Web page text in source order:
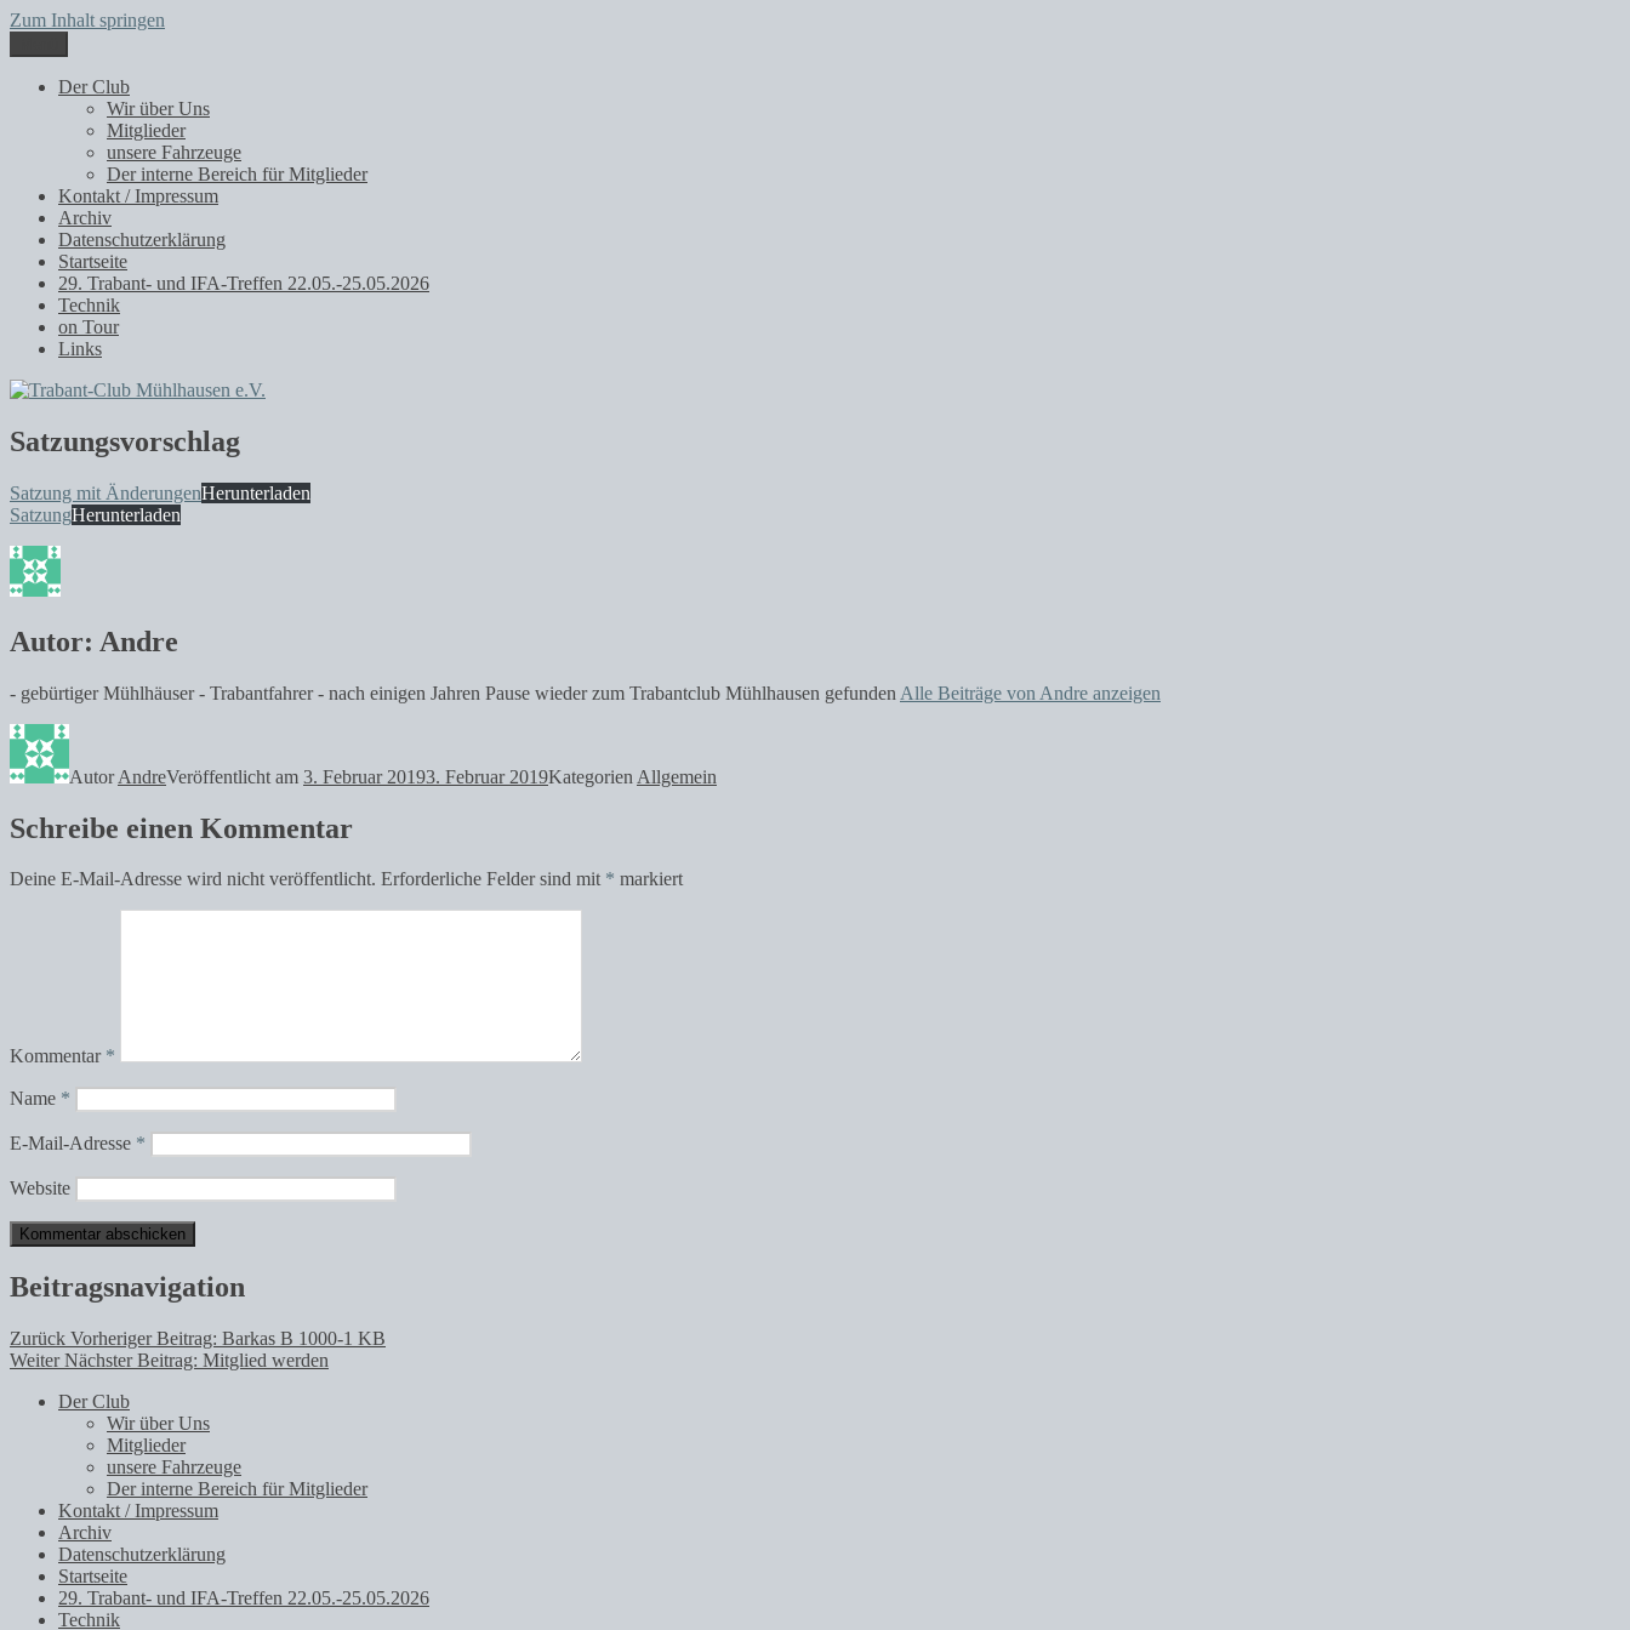
Zum Inhalt springen
Trabant-Club Mühlhausen e.V.
Der Club
Wir über Uns
Mitglieder
unsere Fahrzeuge
Der interne Bereich für Mitglieder
Kontakt / Impressum
Archiv
Datenschutzerklärung
Startseite
29. Trabant- und IFA-Treffen 22.05.-25.05.2026
Technik
on Tour
Links
Satzungsvorschlag
Satzung mit ÄnderungenHerunterladen
SatzungHerunterladen
Autor: Andre
- gebürtiger Mühlhäuser - Trabantfahrer - nach einigen Jahren Pause wieder zum Trabantclub Mühlhausen gefunden Alle Beiträge von Andre anzeigen
AutorAndreVeröffentlicht am 3. Februar 20193. Februar 2019Kategorien Allgemein
Schreibe einen Kommentar
Deine E-Mail-Adresse wird nicht veröffentlicht. Erforderliche Felder sind mit * markiert
Kommentar *
Name *
E-Mail-Adresse *
Website
Beitragsnavigation
Zurück Vorheriger Beitrag: Barkas B 1000-1 KB
Weiter Nächster Beitrag: Mitglied werden
Der Club
Wir über Uns
Mitglieder
unsere Fahrzeuge
Der interne Bereich für Mitglieder
Kontakt / Impressum
Archiv
Datenschutzerklärung
Startseite
29. Trabant- und IFA-Treffen 22.05.-25.05.2026
Technik